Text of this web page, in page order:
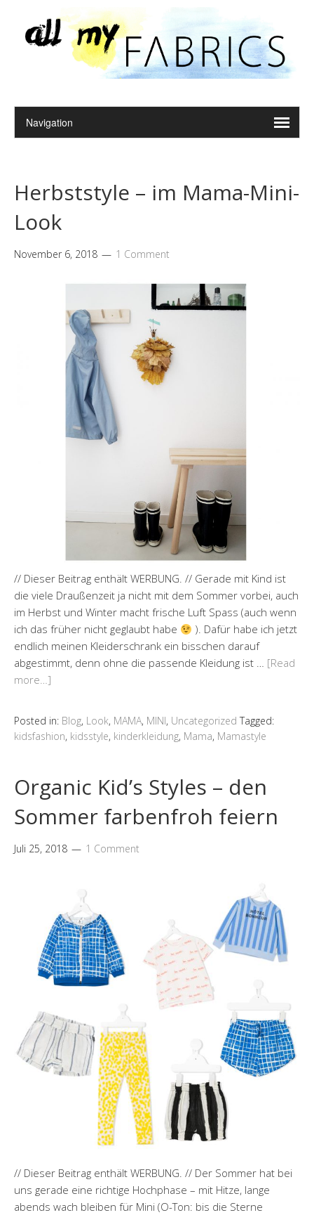
Herbststyle – im Mama-Mini-
Look
November 6, 2018 1 Comment
// Dieser Beitrag enthält WERBUNG. // Gerade mit Kind ist
die viele Draußenzeit ja nicht mit dem Sommer vorbei, auch
im Herbst und Winter macht frische Luft Spass (auch wenn
ich das früher nicht geglaubt habe
). Dafür habe ich jetzt
endlich meinen Kleiderschrank ein bisschen darauf
abgestimmt, denn ohne die passende Kleidung ist … [Read
more…]
Posted in: Blog, Look, MAMA, MINI, Uncategorized Tagged:
kidsfashion, kidsstyle, kinderkleidung, Mama, Mamastyle
Organic Kid’s Styles – den
Sommer farbenfroh feiern
Juli 25, 2018 1 Comment
// Dieser Beitrag enthält WERBUNG. // Der Sommer hat bei
uns gerade eine richtige Hochphase – mit Hitze, lange
abends wach bleiben für Mini (O-Ton: bis die Sterne